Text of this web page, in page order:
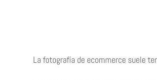
La fotografía de ecommerce suele